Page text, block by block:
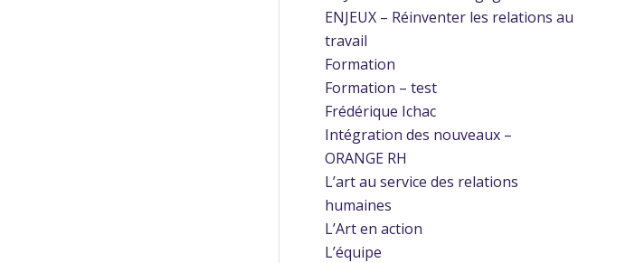
ENJEUX – Réinventer les relations au
travail
Formation
Formation – test
Frédérique Ichac
Intégration des nouveaux –
ORANGE RH
L’art au service des relations
humaines
L’Art en action
L’équipe